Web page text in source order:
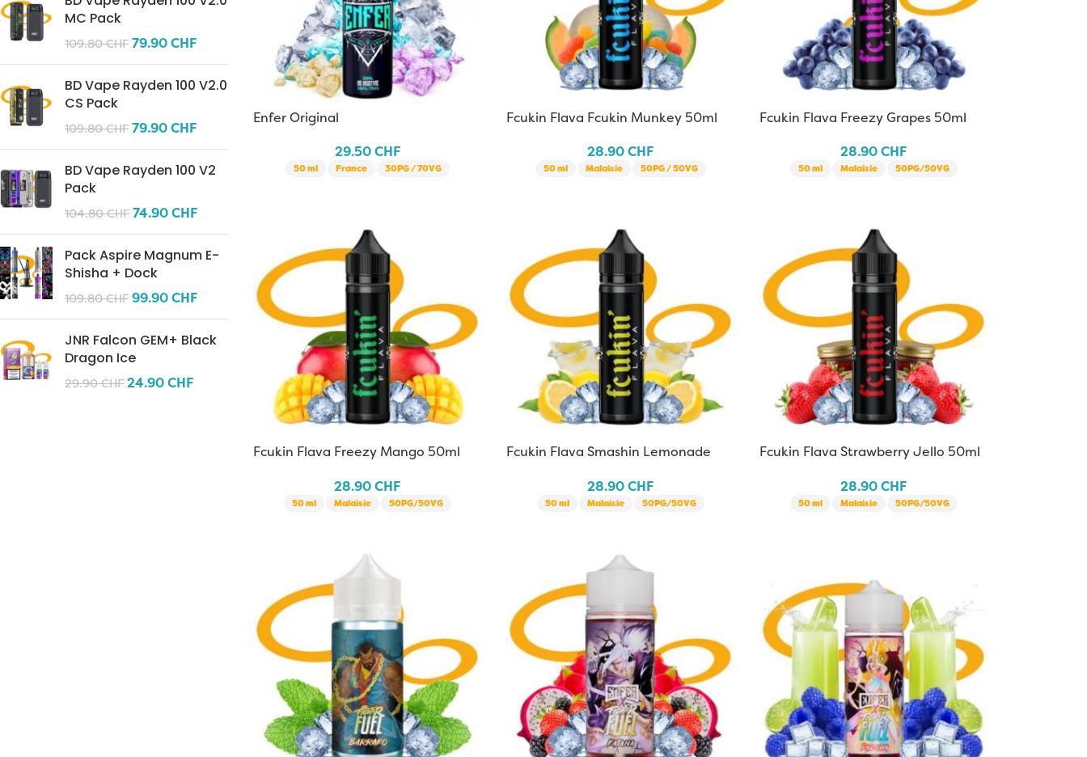
MC Pack
109.80CHF 79.90CHF
BD Vape Rayden 100 V2.0
CS Pack
109.80CHF 79.90CHF
BD Vape Rayden 100 V2
Pack
104.80CHF 74.90CHF
Pack Aspire Magnum E-
Shisha + Dock
109.80CHF 99.90CHF
JNR Falcon GEM+ Black
Dragon Ice
29.90CHF 24.90CHF
Enfer Original
29.50CHF
50 ml France 30PG / 70VG
Fcukin Flava Fcukin Munkey 50ml
28.90CHF
50 ml Malaisie 50PG / 50VG
Fcukin Flava Freezy Grapes 50ml
28.90CHF
50 ml Malaisie 50PG/50VG
Fcukin Flava Freezy Mango 50ml
28.90CHF
50 ml Malaisie 50PG/50VG
Fcukin Flava Smashin Lemonade
28.90CHF
50 ml Malaisie 50PG/50VG
Fcukin Flava Strawberry Jello 50ml
28.90CHF
50 ml Malaisie 50PG/50VG